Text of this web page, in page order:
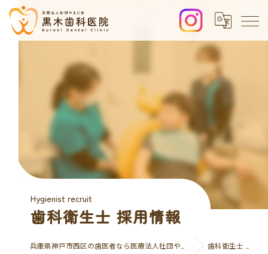
歯科衛生士 採用情報
歯科衛生士 採用情報
Hygienist recruit